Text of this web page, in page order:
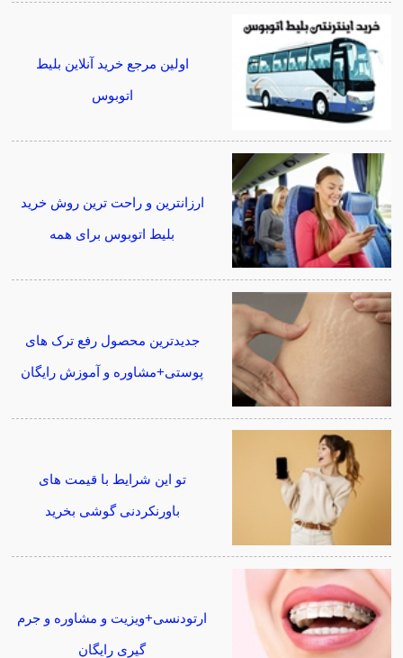
اولین مرجع خرید آنلاین بلیط
اتوبوس
ارزانترین و راحت ترین روش خرید
بلیط اتوبوس برای همه
جدیدترین محصول رفع ترک های
پوستی+مشاوره و آموزش رایگان
تو این شرایط با قیمت های
باورنکردنی گوشی بخرید
ارتودنسی+ویزیت و مشاوره و جرم
گیری رایگان